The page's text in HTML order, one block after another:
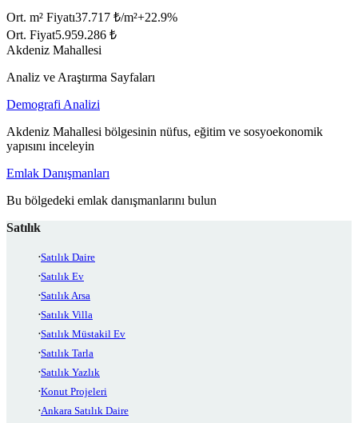
Ort. m² Fiyatı37.717 ₺/m²+22.9%
Ort. Fiyat5.959.286 ₺
Akdeniz Mahallesi
Analiz ve Araştırma Sayfaları
Demografi Analizi
Akdeniz Mahallesi bölgesinin nüfus, eğitim ve sosyoekonomik
yapısını inceleyin
Emlak Danışmanları
Bu bölgedeki emlak danışmanlarını bulun
Satılık
Satılık Daire
Satılık Ev
Satılık Arsa
Satılık Villa
Satılık Müstakil Ev
Satılık Tarla
Satılık Yazlık
Konut Projeleri
Ankara Satılık Daire